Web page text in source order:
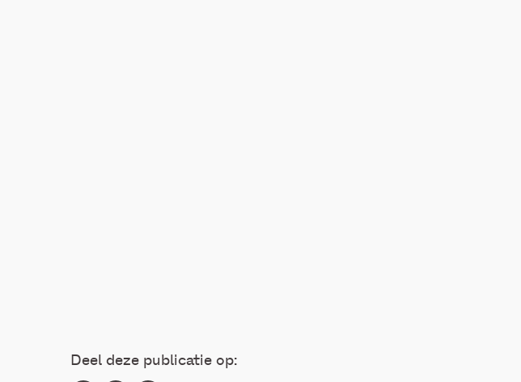
Deel deze publicatie op: